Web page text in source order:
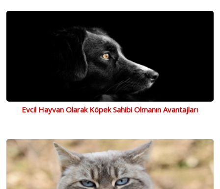
Evcil Hayvan Olarak Köpek Sahibi Olmanın Avantajları